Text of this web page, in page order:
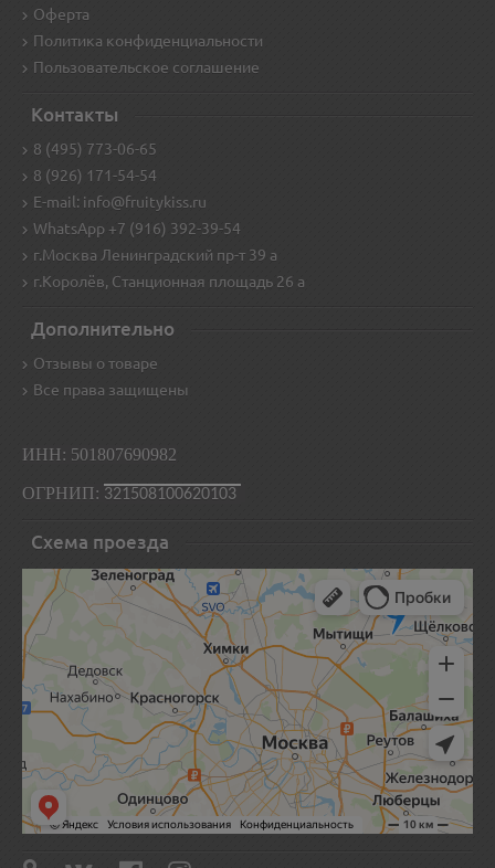
Оферта
Политика конфиденциальности
Пользовательское соглашение
Контакты
8 (495) 773-06-65
8 (926) 171-54-54
E-mail: info@fruitykiss.ru
WhatsApp +7 (916) 392-39-54
г.Москва Ленинградский пр-т 39 а
г.Королёв, Станционная площадь 26 а
Дополнительно
Отзывы о товаре
Все права защищены
ИНН: 501807690982
ОГРНИП: 321508100620103
Схема проезда